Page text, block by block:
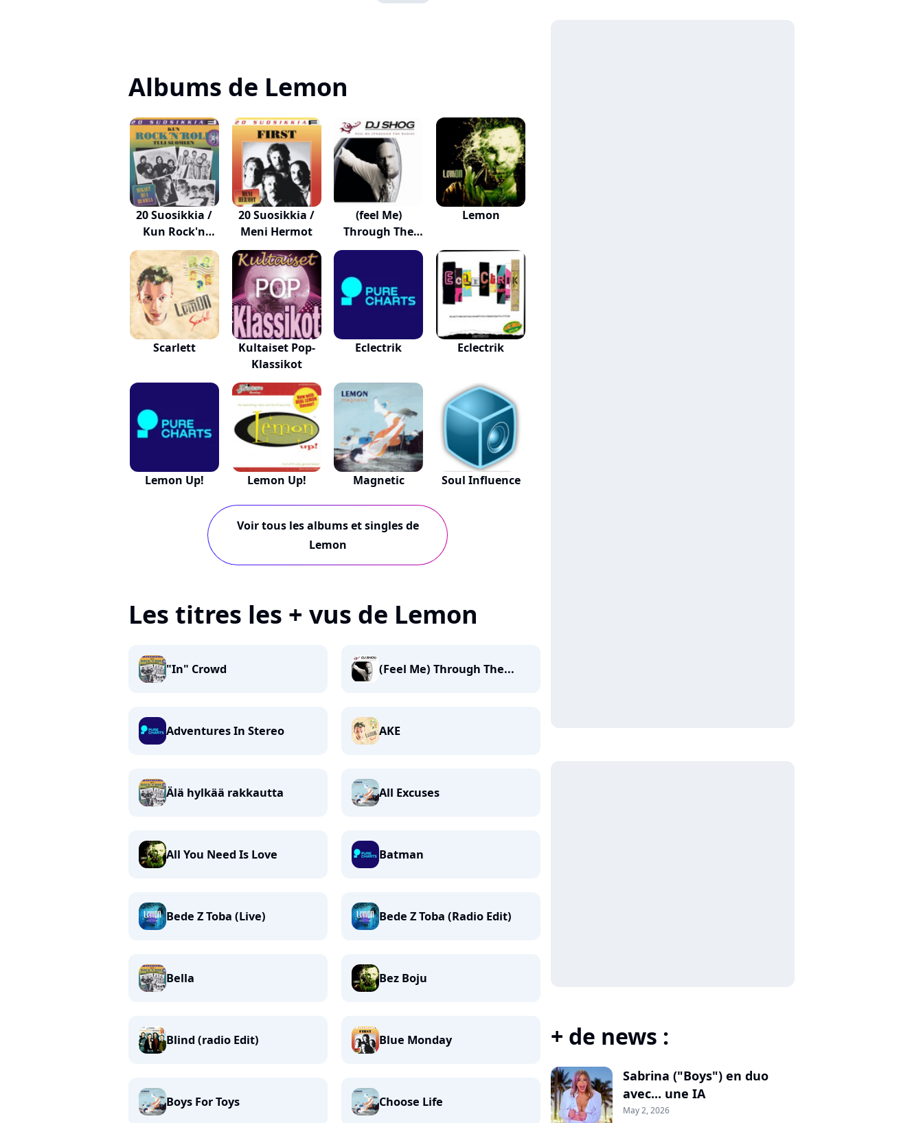
Albums de Lemon
20 Suosikkia /
Kun Rock'n
Rol...
20 Suosikkia /
Meni Hermot
(feel Me)
Through The
Radio
Lemon
Scarlett
Kultaiset Pop-
Klassikot
Eclectrik Eclectrik
Lemon Up! Lemon Up! Magnetic Soul Influence
Voir tous les albums et singles de
Lemon
Les titres les + vus de Lemon
"In" Crowd (Feel Me) Through The...
Adventures In Stereo AKE
Älä hylkää rakkautta All Excuses
All You Need Is Love Batman
Bede Z Toba (Live) Bede Z Toba (Radio Edit)
Bella Bez Boju
Blind (radio Edit) Blue Monday
Boys For Toys Choose Life
+ de news :
Sabrina ("Boys") en duo
avec... une IA
May 2, 2026